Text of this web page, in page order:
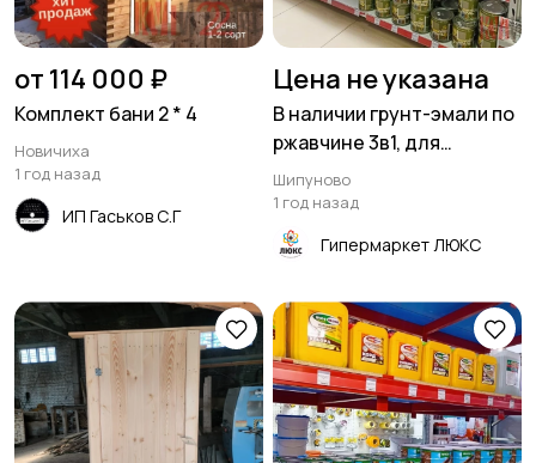
от 114 000 ₽
Комплект бани 2 * 4
Новичиха
1 год назад
ИП Гаськов С.Г
Цена не указана
В наличии грунт-эмали по
ржавчине 3в1, для
металла, термостойкие.
Шипуново
1 год назад
Гипермаркет ЛЮКС